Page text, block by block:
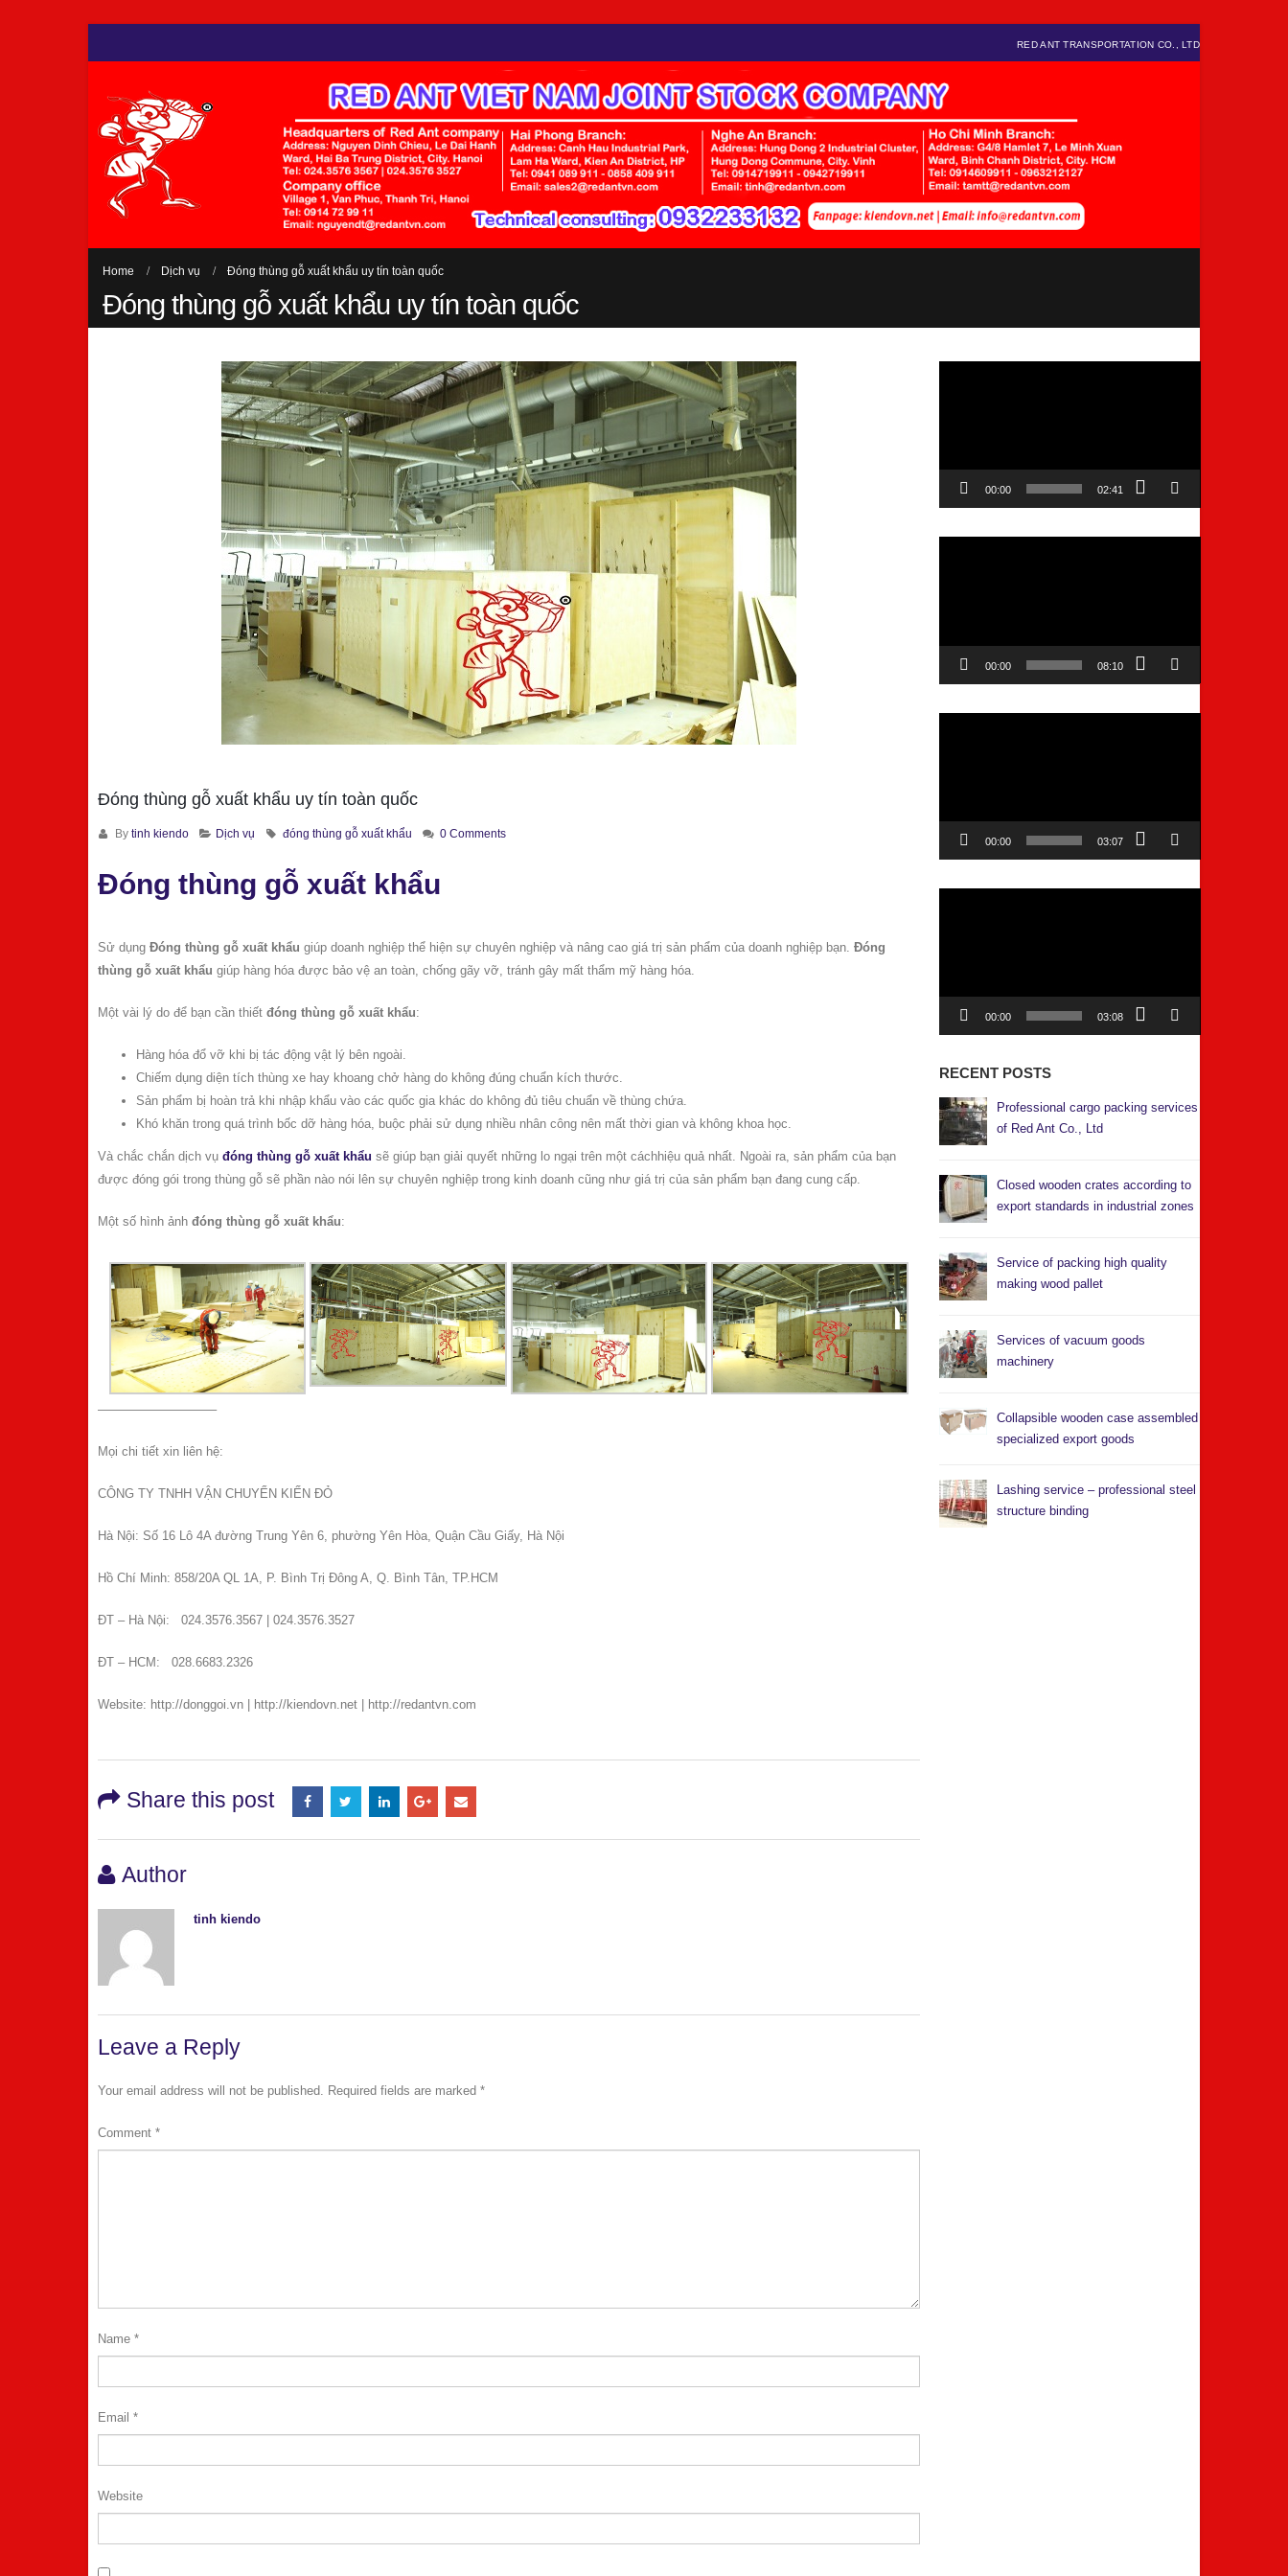
RED ANT TRANSPORTATION CO., LTD
Home Dịch vụ Đóng thùng gỗ xuất khẩu uy tín toàn quốc
Đóng thùng gỗ xuất khẩu uy tín toàn quốc
Đóng thùng gỗ xuất khẩu uy tín toàn quốc
By tinh kiendo Dịch vụ đóng thùng gỗ xuất khẩu 0 Comments
Đóng thùng gỗ xuất khẩu
Sử dụng Đóng thùng gỗ xuất khẩu giúp doanh nghiệp thể hiện sự chuyên nghiệp và nâng cao giá trị sản phẩm của doanh nghiệp bạn. Đóng
thùng gỗ xuất khẩu giúp hàng hóa được bảo vệ an toàn, chống gãy vỡ, tránh gây mất thẩm mỹ hàng hóa.
Một vài lý do để bạn cần thiết đóng thùng gỗ xuất khẩu:
Hàng hóa đổ vỡ khi bị tác động vật lý bên ngoài.
Chiếm dụng diện tích thùng xe hay khoang chở hàng do không đúng chuẩn kích thước.
Sản phẩm bị hoàn trả khi nhập khẩu vào các quốc gia khác do không đủ tiêu chuẩn về thùng chứa.
Khó khăn trong quá trình bốc dỡ hàng hóa, buộc phải sử dụng nhiều nhân công nên mất thời gian và không khoa học.
Và chắc chắn dịch vụ đóng thùng gỗ xuất khẩu sẽ giúp bạn giải quyết những lo ngại trên một cáchhiệu quả nhất. Ngoài ra, sản phẩm của bạn
được đóng gói trong thùng gỗ sẽ phần nào nói lên sự chuyên nghiệp trong kinh doanh cũng như giá trị của sản phẩm bạn đang cung cấp.
Một số hình ảnh đóng thùng gỗ xuất khẩu:
—————————–
Mọi chi tiết xin liên hệ:
CÔNG TY TNHH VẬN CHUYỂN KIẾN ĐỎ
Hà Nội: Số 16 Lô 4A đường Trung Yên 6, phường Yên Hòa, Quận Cầu Giấy, Hà Nội
Hồ Chí Minh: 858/20A QL 1A, P. Bình Trị Đông A, Q. Bình Tân, TP.HCM
ĐT – Hà Nội: 024.3576.3567 | 024.3576.3527
ĐT – HCM: 028.6683.2326
Website: http://donggoi.vn | http://kiendovn.net | http://redantvn.com
Share this post
Author
tinh kiendo
Leave a Reply
Your email address will not be published. Required fields are marked *
Comment *
Name *
Email *
Website
00:00 02:41
00:00 08:10
00:00 03:07
00:00 03:08
RECENT POSTS
Professional cargo packing services
of Red Ant Co., Ltd
Closed wooden crates according to
export standards in industrial zones
Service of packing high quality
making wood pallet
Services of vacuum goods
machinery
Collapsible wooden case assembled
specialized export goods
Lashing service – professional steel
structure binding